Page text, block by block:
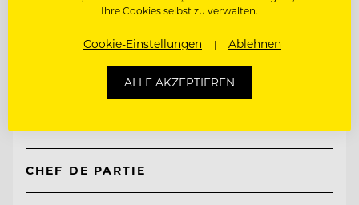
TOP ARBEITGEBER
Hotel Guglwald
CHEF DE PARTIE
Ihre Cookies selbst zu verwalten.
Cookie-Einstellungen Ablehnen
ALLE AKZEPTIEREN